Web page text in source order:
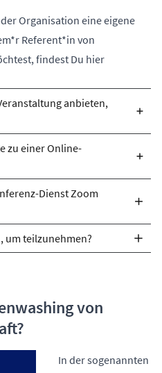
Organisation eine eigene
Referent*in von
findest Du hier
anbieten,
und Durchführung
einer*m Referent*in von
auf uns zu.
zu einer Online-
Beispiel auf unserer Website
(Teilnahme-Link,
Dienst Zoom
dem sich Webinare und
oder -
müssen sich
Gastgeber*in.
um teilzunehmen?
ein Headset) nötig.
Mobiltelefon mit Kamera
manche Funktionen,
nur
von
In der sogenannten